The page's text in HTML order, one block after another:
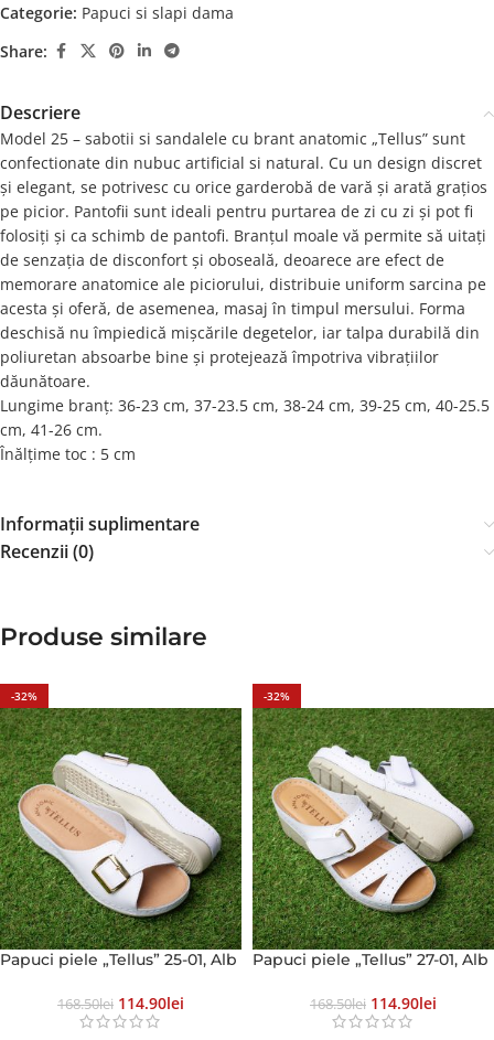
Categorie: Papuci si slapi dama
Share:
Descriere
Model 25 – sabotii si sandalele cu brant anatomic „Tellus” sunt
confectionate din nubuc artificial si natural. Cu un design discret
și elegant, se potrivesc cu orice garderobă de vară și arată grațios
pe picior. Pantofii sunt ideali pentru purtarea de zi cu zi și pot fi
folosiți și ca schimb de pantofi. Branțul moale vă permite să uitați
de senzația de disconfort și oboseală, deoarece are efect de
memorare anatomice ale piciorului, distribuie uniform sarcina pe
acesta și oferă, de asemenea, masaj în timpul mersului. Forma
deschisă nu împiedică mișcările degetelor, iar talpa durabilă din
poliuretan absoarbe bine și protejează împotriva vibrațiilor
dăunătoare.
Lungime branț: 36-23 cm, 37-23.5 cm, 38-24 cm, 39-25 cm, 40-25.5
cm, 41-26 cm.
Înălțime toc : 5 cm
Informații suplimentare
Recenzii (0)
Produse similare
-32%
Papuci piele „Tellus” 25-01, Alb
168.50Lei 114.90Lei
-32%
Papuci piele „Tellus” 27-01, Alb
168.50Lei 114.90Lei